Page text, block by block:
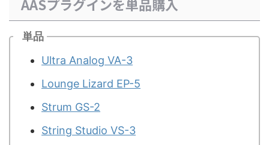
AASプラグインを単品購入
単品
Ultra Analog VA-3
Lounge Lizard EP-5
Strum GS-2
String Studio VS-3